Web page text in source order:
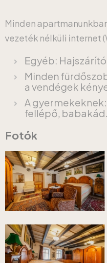
Minden
vezeték nélküli internet
Egyéb:
Minden
a vendégek
A
fellépő, babakád.
Fotók